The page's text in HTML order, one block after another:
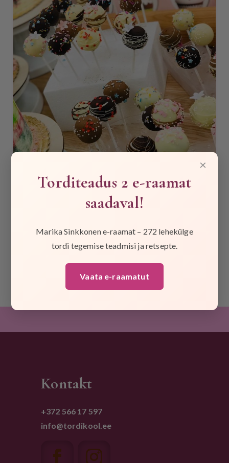
Koolitused Võrus-08.12.2018 ja 09.12.2018
Võrus, Koogimeistri poes, et veeta kaks tegusat päeva
Lõuna-Eesti...
Kontakt
+372 566 17 597
info@tordikool.ee
×
Torditeadus 2 e-raamat
saadaval!
Marika Sinkkonen e-raamat – 272 lehekülge
tordi tegemise teadmisi ja retsepte.
Vaata e-raamatut